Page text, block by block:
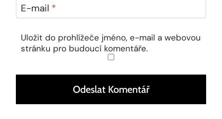
E-mail *
Uložit do prohlížeče jméno, e-mail a webovou
stránku pro budoucí komentáře.